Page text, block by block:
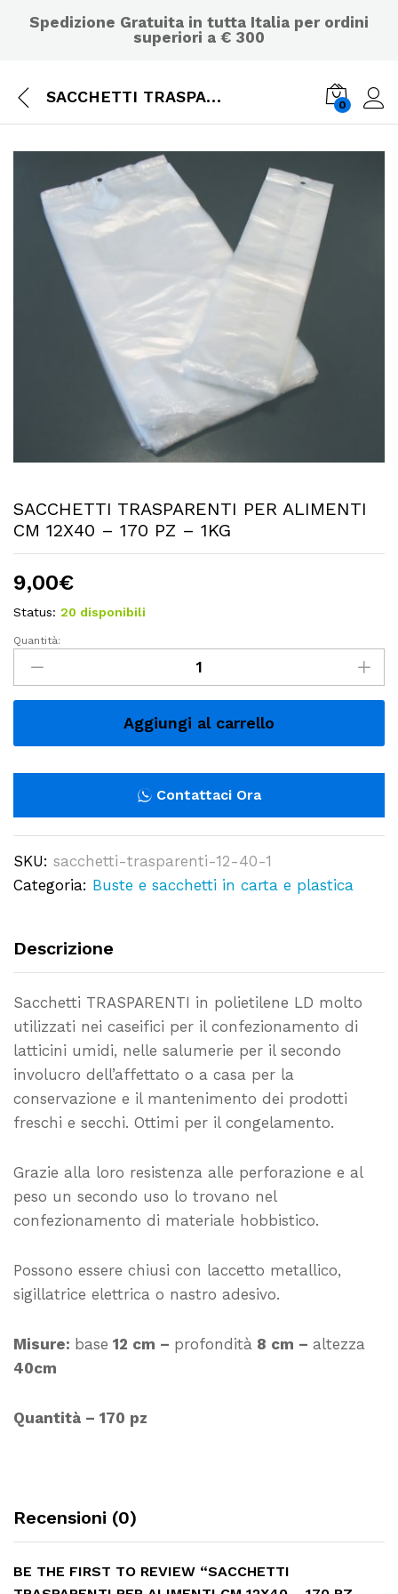
Spedizione Gratuita in tutta Italia per ordini
superiori a € 300
SACCHETTI TRASPARENTI PER ALIMENTI CM 12X40 – 170 PZ – 1KG 0
SACCHETTI TRASPARENTI PER ALIMENTI
CM 12X40 – 170 PZ – 1KG
9,00€
Status: 20 disponibili
SACCHETTI
TRASPARENTI
CM
170
PZ
-
1KG
Quantità:
Aggiungi al carrello
Contattaci Ora
SKU: sacchetti-trasparenti-12-40-1
Categoria: Buste e sacchetti in carta e plastica
Descrizione
Sacchetti TRASPARENTI in polietilene LD molto
utilizzati nei caseifici per il confezionamento di
latticini umidi, nelle salumerie per il secondo
involucro dell’affettato o a casa per la
conservazione e il mantenimento dei prodotti
freschi e secchi. Ottimi per il congelamento.
Grazie alla loro resistenza alle perforazione e al
peso un secondo uso lo trovano nel
confezionamento di materiale hobbistico.
Possono essere chiusi con laccetto metallico,
sigillatrice elettrica o nastro adesivo.
Misure: base 12 cm – profondità 8 cm – altezza
40cm
Quantità – 170 pz
Recensioni (0)
BE THE FIRST TO REVIEW “SACCHETTI